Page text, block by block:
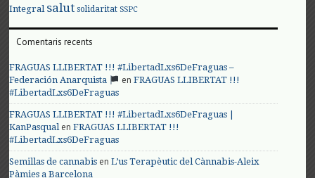
Integral salut solidaritat SSPC
Comentaris recents
FRAGUAS LLIBERTAT !!! #LibertadLxs6DeFraguas –
Federación Anarquista
enFRAGUAS LLIBERTAT !!!
#LibertadLxs6DeFraguas
FRAGUAS LLIBERTAT !!! #LibertadLxs6DeFraguas |
KanPasqualenFRAGUAS LLIBERTAT !!!
#LibertadLxs6DeFraguas
Semillas de cannabis enL’us Terapèutic del Cànnabis-Aleix
Pàmies a Barcelona